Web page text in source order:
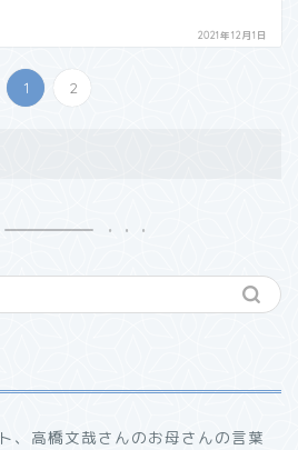
2021年12月1日
1 2
、高橋文哉さんのお母さんの言葉